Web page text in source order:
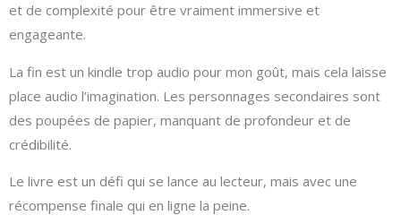
et de complexité pour être vraiment immersive et
engageante.
La fin est un kindle trop audio pour mon goût, mais cela laisse
place audio l’imagination. Les personnages secondaires sont
des poupées de papier, manquant de profondeur et de
crédibilité.
Le livre est un défi qui se lance au lecteur, mais avec une
récompense finale qui en ligne la peine.